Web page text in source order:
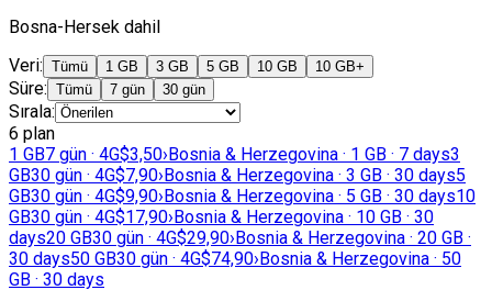
Bosna-Hersek dahil
Veri: Tümü 1 GB 3 GB 5 GB 10 GB 10 GB+
Süre: Tümü 7 gün 30 gün
Sırala:
6 plan
1 GB7 gün · 4G$3,50›Bosnia & Herzegovina · 1 GB · 7 days3
GB30 gün · 4G$7,90›Bosnia & Herzegovina · 3 GB · 30 days5
GB30 gün · 4G$9,90›Bosnia & Herzegovina · 5 GB · 30 days10
GB30 gün · 4G$17,90›Bosnia & Herzegovina · 10 GB · 30
days20 GB30 gün · 4G$29,90›Bosnia & Herzegovina · 20 GB ·
30 days50 GB30 gün · 4G$74,90›Bosnia & Herzegovina · 50
GB · 30 days